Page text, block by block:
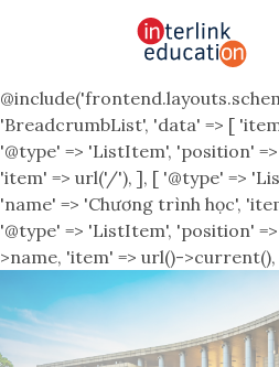
'BreadcrumbList', 'data' => [
'@type' => 'ListItem', 'position'
'item' => url('/'), ], [ '@type' =>
'name' => 'Chương trình học',
'@type' => 'ListItem', 'position'
>name, 'item' => url()-